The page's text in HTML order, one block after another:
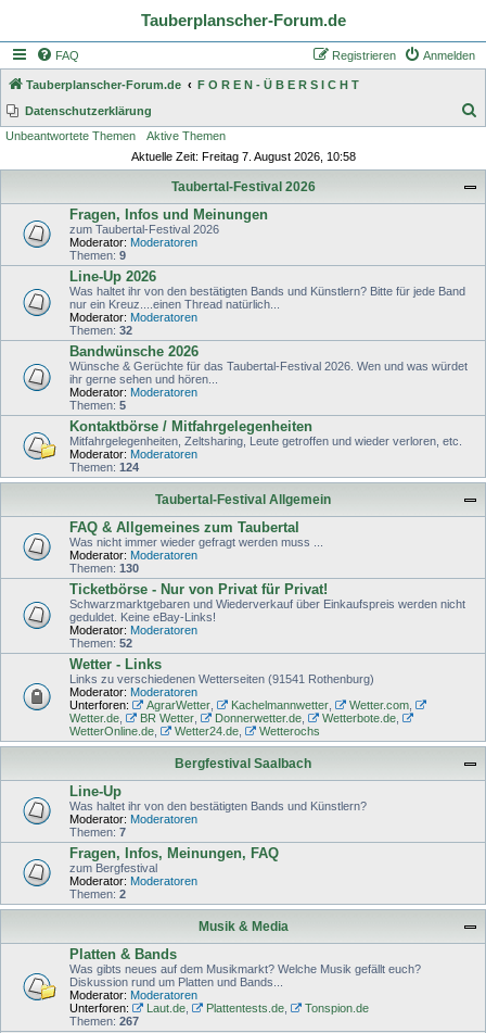
Tauberplanscher-Forum.de
FAQ Anmelden
Registrieren
Tauberplanscher-Forum.de
F O R E N - Ü B E R S I C H T
Datenschutzerklärung
Unbeantwortete Themen
Aktive Themen
Aktuelle Zeit: Freitag 7. August 2026, 10:58
Taubertal-Festival 2026
Fragen, Infos und Meinungen
zum Taubertal-Festival 2026
Moderator: Moderatoren
Themen: 9
Line-Up 2026
Was haltet ihr von den bestätigten Bands und Künstlern? Bitte für jede Band
nur ein Kreuz....einen Thread natürlich...
Moderator: Moderatoren
Themen: 32
Bandwünsche 2026
Wünsche & Gerüchte für das Taubertal-Festival 2026. Wen und was würdet
ihr gerne sehen und hören...
Moderator: Moderatoren
Themen: 5
Kontaktbörse / Mitfahrgelegenheiten
Mitfahrgelegenheiten, Zeltsharing, Leute getroffen und wieder verloren, etc.
Moderator: Moderatoren
Themen: 124
Taubertal-Festival Allgemein
FAQ & Allgemeines zum Taubertal
Was nicht immer wieder gefragt werden muss ...
Moderator: Moderatoren
Themen: 130
Ticketbörse - Nur von Privat für Privat!
Schwarzmarktgebaren und Wiederverkauf über Einkaufspreis werden nicht
geduldet. Keine eBay-Links!
Moderator: Moderatoren
Themen: 52
Wetter - Links
Links zu verschiedenen Wetterseiten (91541 Rothenburg)
Moderator: Moderatoren
Unterforen:
AgrarWetter, Kachelmannwetter, Wetter.com,
Wetter.de
BR Wetter, Donnerwetter.de, Wetterbote.de,
WetterOnline.de
Wetter24.de, Wetterochs
Bergfestival Saalbach
Line-Up
Was haltet ihr von den bestätigten Bands und Künstlern?
Moderator: Moderatoren
Themen: 7
Fragen, Infos, Meinungen, FAQ
zum Bergfestival
Moderator: Moderatoren
Themen: 2
Musik & Media
Platten & Bands
Was gibts neues auf dem Musikmarkt? Welche Musik gefällt euch?
Diskussion rund um Platten und Bands...
Moderator: Moderatoren
Unterforen:
Laut.de, Plattentests.de,
Tonspion.de
Themen: 267